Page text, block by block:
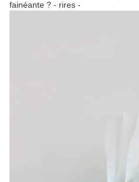
fainéante ? - rires -